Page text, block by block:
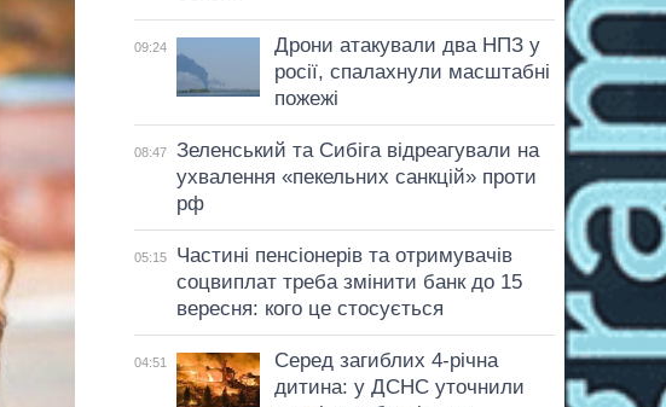
09:24
Дрони атакували два НПЗ у
росії, спалахнули масштабні
пожежі
08:47
Зеленський та Сибіга відреагували на
ухвалення «пекельних санкцій» проти
рф
05:15
Частині пенсіонерів та отримувачів
соцвиплат треба змінити банк до 15
вересня: кого це стосується
04:51
Серед загиблих 4-річна
дитина: у ДСНС уточнили